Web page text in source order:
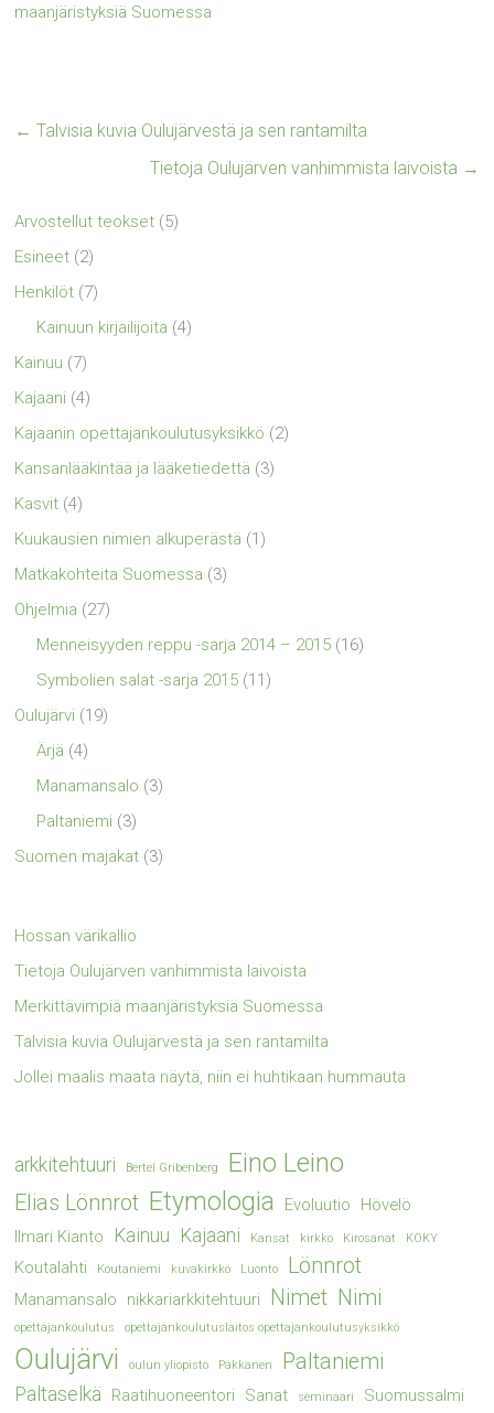
maanjäristyksiä Suomessa
← Talvisia kuvia Oulujärvestä ja sen rantamilta
Tietoja Oulujärven vanhimmista laivoista →
Arvostellut teokset (5)
Esineet (2)
Henkilöt (7)
Kainuun kirjailijoita (4)
Kainuu (7)
Kajaani (4)
Kajaanin opettajankoulutusyksikkö (2)
Kansanlääkintää ja lääketiedettä (3)
Kasvit (4)
Kuukausien nimien alkuperästä (1)
Matkakohteita Suomessa (3)
Ohjelmia (27)
Menneisyyden reppu -sarja 2014 – 2015 (16)
Symbolien salat -sarja 2015 (11)
Oulujärvi (19)
Ärjä (4)
Manamansalo (3)
Paltaniemi (3)
Suomen majakat (3)
Hossan värikallio
Tietoja Oulujärven vanhimmista laivoista
Merkittävimpiä maanjäristyksiä Suomessa
Talvisia kuvia Oulujärvestä ja sen rantamilta
Jollei maalis maata näytä, niin ei huhtikaan hummauta
arkkitehtuuri Bertel Gribenberg Eino Leino
Elias Lönnrot Etymologia Evoluutio
Hövelö
Ilmari Kianto
Kainuu Kajaani Kansat kirkko Kirosanat KOKY
Koutalahti Koutaniemi kuvakirkko Luonto Lönnrot
Manamansalo nikkariarkkitehtuuri Nimet Nimi
opettajankoulutus opettajankoulutuslaitos opettajankoulutusyksikkö
Oulujärvi oulun yliopisto Pakkanen Paltaniemi
Paltaselkä Raatihuoneentori Sanat seminaari Suomussalmi